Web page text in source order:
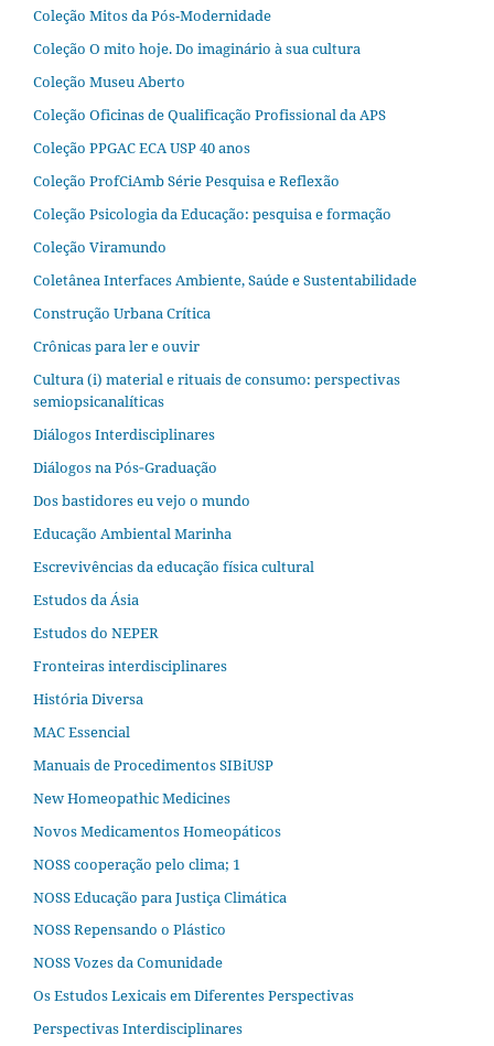
Coleção Mitos da Pós-Modernidade
Coleção O mito hoje. Do imaginário à sua cultura
Coleção Museu Aberto
Coleção Oficinas de Qualificação Profissional da APS
Coleção PPGAC ECA USP 40 anos
Coleção ProfCiAmb Série Pesquisa e Reflexão
Coleção Psicologia da Educação: pesquisa e formação
Coleção Viramundo
Coletânea Interfaces Ambiente, Saúde e Sustentabilidade
Construção Urbana Crítica
Crônicas para ler e ouvir
Cultura (i) material e rituais de consumo: perspectivas
semiopsicanalíticas
Diálogos Interdisciplinares
Diálogos na Pós‐Graduação
Dos bastidores eu vejo o mundo
Educação Ambiental Marinha
Escrevivências da educação física cultural
Estudos da Ásia​
Estudos do NEPER
Fronteiras interdisciplinares
História Diversa
MAC Essencial
Manuais de Procedimentos SIBiUSP
New Homeopathic Medicines
Novos Medicamentos Homeopáticos
NOSS cooperação pelo clima; 1
NOSS Educação para Justiça Climática
NOSS Repensando o Plástico
NOSS Vozes da Comunidade
Os Estudos Lexicais em Diferentes Perspectivas
Perspectivas Interdisciplinares